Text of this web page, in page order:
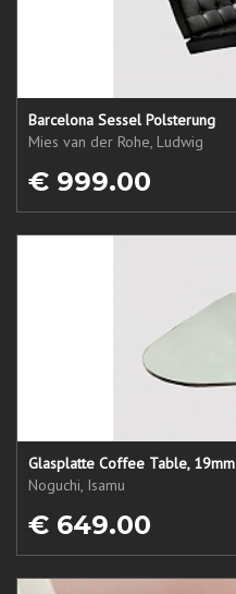
Barcelona Sessel Polsterung
Mies van der Rohe, Ludwig
€ 999.00
Glasplatte Coffee Table, 19mm
Noguchi, Isamu
€ 649.00